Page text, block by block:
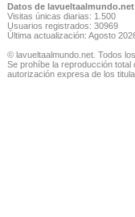
Datos de lavueltaalmundo.net
Visitas únicas diarias: 1.500
Usuarios registrados: 30969
Última actualización: Agosto
© lavueltaalmundo.net. Todos
Se prohíbe la reproducción
autorización expresa de los